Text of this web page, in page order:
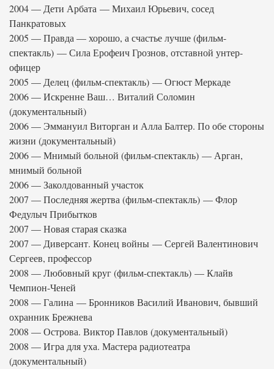
2004 — Дети Арбата — Михаил Юрьевич, сосед
Панкратовых
2005 — Правда — хорошо, а счастье лучше (фильм-
спектакль) — Сила Ерофеич Грознов, отставной унтер-
офицер
2005 — Делец (фильм-спектакль) — Огюст Меркаде
2006 — Искренне Ваш… Виталий Соломин
(документальный)
2006 — Эммануил Виторган и Алла Балтер. По обе стороны
жизни (документальный)
2006 — Мнимый больной (фильм-спектакль) — Арган,
мнимый больной
2006 — Заколдованный участок
2007 — Последняя жертва (фильм-спектакль) — Флор
Федулыч Прибытков
2007 — Новая старая сказка
2007 — Диверсант. Конец войны — Сергей Валентинович
Сергеев, профессор
2008 — Любовный круг (фильм-спектакль) — Клайв
Чемпион-Ченей
2008 — Галина — Бронников Василий Иванович, бывший
охранник Брежнева
2008 — Острова. Виктор Павлов (документальный)
2008 — Игра для уха. Мастера радиотеатра
(документальный)